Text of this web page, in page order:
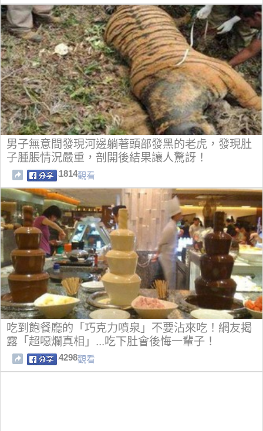
男子無意間發現河邊躺著頭部發黑的老虎，發現肚
子腫脹情況嚴重，剖開後結果讓人驚訝！
1814觀看
吃到飽餐廳的「巧克力噴泉」不要沾來吃！網友揭
露「超噁爛真相」...吃下肚會後悔一輩子！
4298觀看